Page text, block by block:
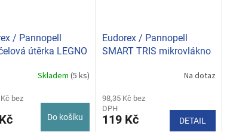
/ Pannopell
útěrka LEGNO
Skladem (5 ks)
bez
Do košíku
Eudorex / Pannopell
SMART TRIS mikrovlákno
produktu
je
5,0
Na dotaz
98,35 Kč bez
DPH
119 Kč DETAIL